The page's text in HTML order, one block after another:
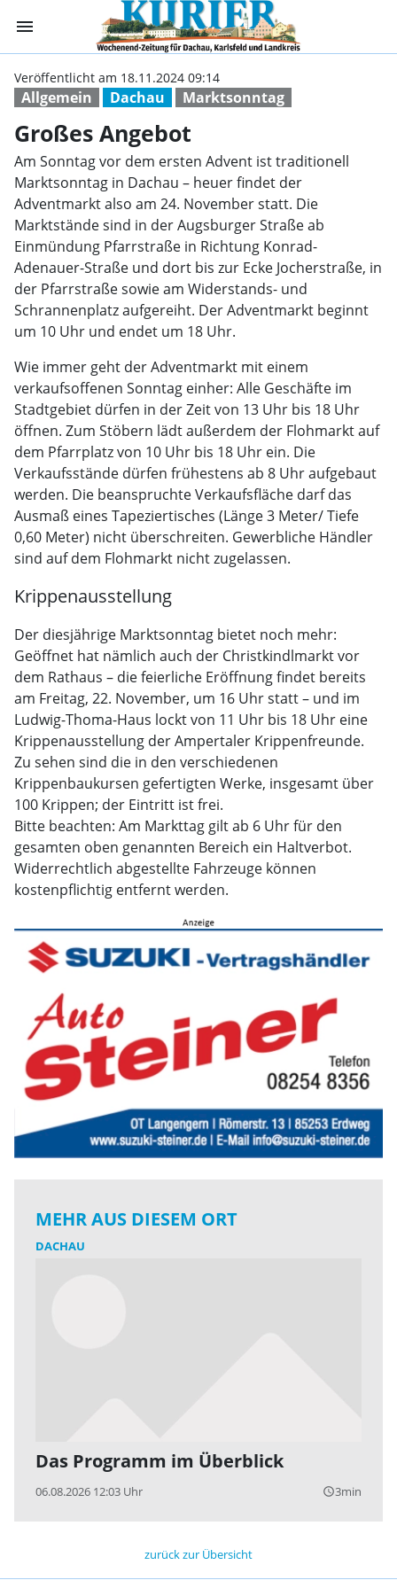
menu Großes
Allgemein Dachau Marktsonntag
Veröffentlicht am 18.11.2024 09:14
Großes Angebot
Am Sonntag vor dem ersten Advent ist traditionell
Marktsonntag in Dachau – heuer findet der
Adventmarkt also am 24. November statt. Die
Marktstände sind in der Augsburger Straße ab
Einmündung Pfarrstraße in Richtung Konrad-
Adenauer-Straße und dort bis zur Ecke Jocherstraße, in
der Pfarrstraße sowie am Widerstands- und
Schrannenplatz aufgereiht. Der Adventmarkt beginnt
um 10 Uhr und endet um 18 Uhr.
Wie immer geht der Adventmarkt mit einem
verkaufsoffenen Sonntag einher: Alle Geschäfte im
Stadtgebiet dürfen in der Zeit von 13 Uhr bis 18 Uhr
öffnen. Zum Stöbern lädt außerdem der Flohmarkt auf
dem Pfarrplatz von 10 Uhr bis 18 Uhr ein. Die
Verkaufsstände dürfen frühestens ab 8 Uhr aufgebaut
werden. Die beanspruchte Verkaufsfläche darf das
Ausmaß eines Tapeziertisches (Länge 3 Meter/ Tiefe
0,60 Meter) nicht überschreiten. Gewerbliche Händler
sind auf dem Flohmarkt nicht zugelassen.
Krippenausstellung
Der diesjährige Marktsonntag bietet noch mehr:
Geöffnet hat nämlich auch der Christkindlmarkt vor
dem Rathaus – die feierliche Eröffnung findet bereits
am Freitag, 22. November, um 16 Uhr statt – und im
Ludwig-Thoma-Haus lockt von 11 Uhr bis 18 Uhr eine
Krippenausstellung der Ampertaler Krippenfreunde.
Zu sehen sind die in den verschiedenen
Krippenbaukursen gefertigten Werke, insgesamt über
100 Krippen; der Eintritt ist frei.
Bitte beachten: Am Markttag gilt ab 6 Uhr für den
gesamten oben genannten Bereich ein Haltverbot.
Widerrechtlich abgestellte Fahrzeuge können
kostenpflichtig entfernt werden.
MEHR AUS DIESEM ORT
DACHAU
Das Programm im Überblick
06.08.2026 12:03 Uhr query_builder3min
zurück zur Übersicht